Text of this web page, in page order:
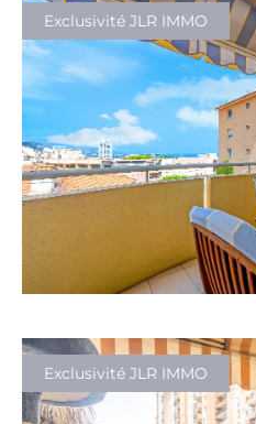
Exclusivité JLR IMMO
Exclusivité JLR IMMO